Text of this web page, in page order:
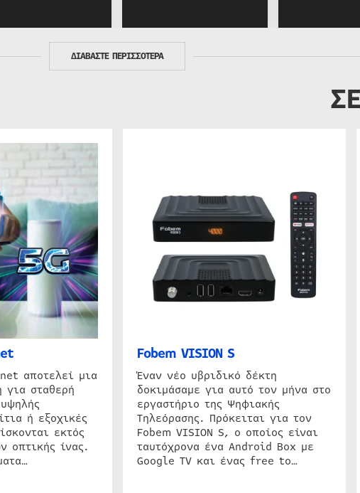
ΔΙΑΒΑΣΤΕ ΠΕΡΙΣΣΟΤΕΡΑ
αποτελεί μια
για σταθερή
ή εξοχικές
εκτός
οπτικής ίνας.
Fobem VISION S
Έναν νέο υβριδικό δέκτη
δοκιμάσαμε για αυτό τον μήνα στο
εργαστήριο της Ψηφιακής
Τηλεόρασης. Πρόκειται για τον
Fobem VISION S, ο οποίος είναι
ταυτόχρονα ένα Android Box με
Google TV και ένας free to…